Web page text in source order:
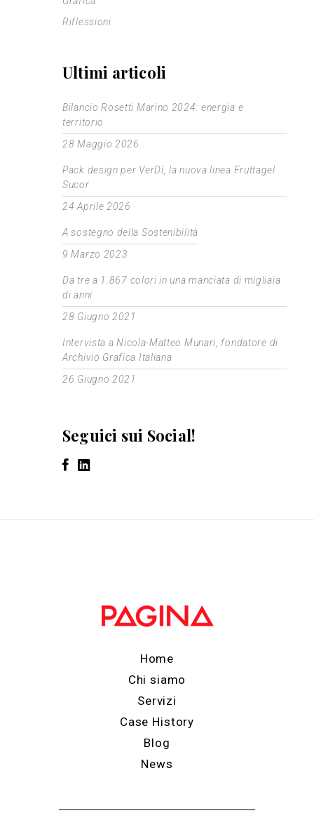
Riflessioni
Ultimi articoli
Bilancio Rosetti Marino 2024: energia e
territorio
28 Maggio 2026
Pack design per VerDì, la nuova linea Fruttagel
Sucor
24 Aprile 2026
A sostegno della Sostenibilità
9 Marzo 2023
Da tre a 1.867 colori in una manciata di migliaia
di anni
28 Giugno 2021
Intervista a Nicola-Matteo Munari, fondatore di
Archivio Grafica Italiana
26 Giugno 2021
Seguici sui Social!
Home
Chi siamo
Servizi
Case History
Blog
News